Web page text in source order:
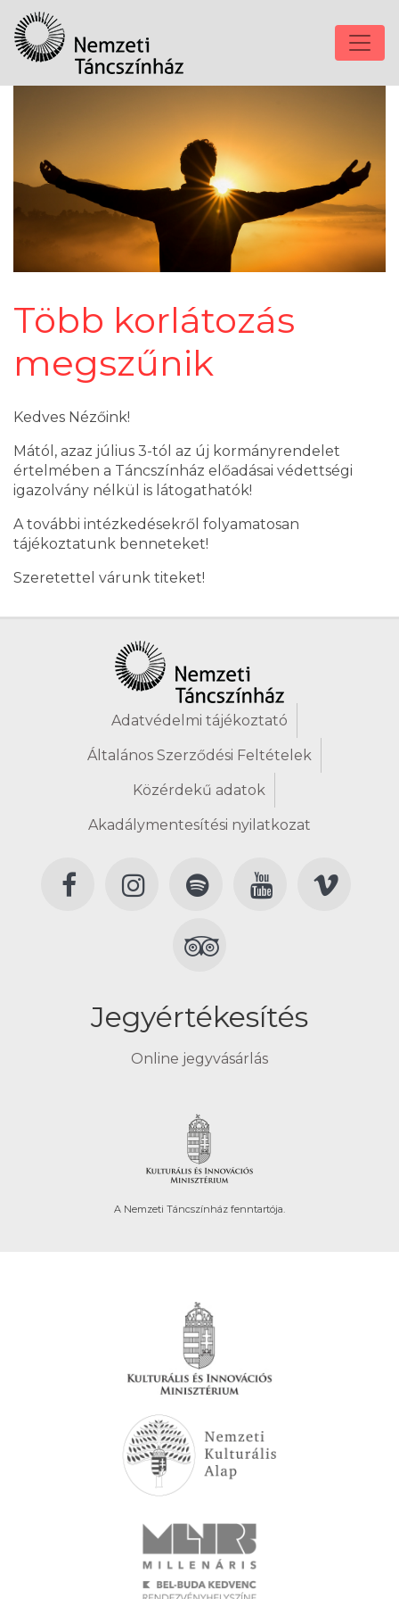
Több korlátozás
megszűnik
Kedves Nézőink!
Mától, azaz július 3-tól az új kormányrendelet
értelmében a Táncszínház előadásai védettségi
igazolvány nélkül is látogathatók!
A további intézkedésekről folyamatosan
tájékoztatunk benneteket!
Szeretettel várunk titeket!
Adatvédelmi tájékoztató
Általános Szerződési Feltételek
Közérdekű adatok
Akadálymentesítési nyilatkozat
Jegyértékesítés
Online jegyvásárlás
A Nemzeti Táncszínház fenntartója.